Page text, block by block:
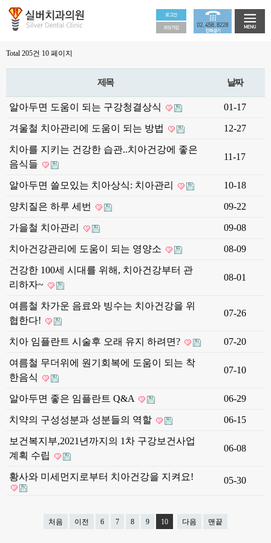
Total 205건 10 페이지
제목 날짜
알아두면 도움이 되는 구강청결상식 01-17
겨울철 치아관리에 도움이 되는 방법 12-27
치아를 지키는 건강한 습관..치아건강에 좋은
음식들
11-17
알아두면 쓸모있는 치아상식: 치아관리 10-18
양치질은 하루 세번 09-22
가을철 치아관리 09-08
치아건강관리에 도움이 되는 영양소 08-09
건강한 100세 시대를 위해, 치아건강부터 관
리하자~
08-01
여름철 차가운 음료와 빙수는 치아건강을 위
협한다!
07-26
치아 임플란트 시술후 오래 유지 하려면? 07-20
여름철 무더위에 원기회복에 도움이 되는 착
한음식
07-10
알아두면 좋은 임플란트 Q&A 06-29
치약의 구성성분과 성분들의 역할 06-15
보건복지부,2021년까지의 1차 구강보건사업
계획 수립
06-08
황사와 미세먼지로부터 치아건강을 지켜요! 05-30
처음 이전 6 7 8 9 10 다음 맨끝